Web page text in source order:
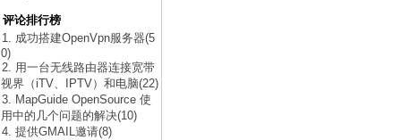
评论排行榜
1. 成功搭建OpenVpn服务器(5
0)
2. 用一台无线路由器连接宽带
视界（iTV、IPTV）和电脑(22)
3. MapGuide OpenSource 使
用中的几个问题的解决(10)
4. 提供GMAIL邀请(8)